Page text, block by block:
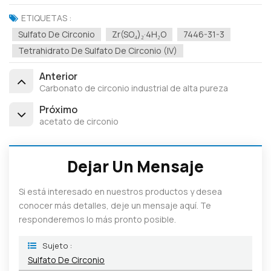
ETIQUETAS :
Sulfato De Circonio
Zr(SO₄)₂·4H₂O
7446-31-3
Tetrahidrato De Sulfato De Circonio (IV)
Anterior
Carbonato de circonio industrial de alta pureza
Próximo
acetato de circonio
Dejar Un Mensaje
Si está interesado en nuestros productos y desea
conocer más detalles, deje un mensaje aquí. Te
responderemos lo más pronto posible.
Sujeto :
Sulfato De Circonio